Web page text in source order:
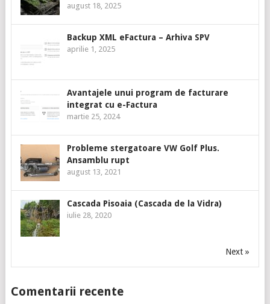
august 18, 2025
Backup XML eFactura – Arhiva SPV
aprilie 1, 2025
Avantajele unui program de facturare
integrat cu e-Factura
martie 25, 2024
Probleme stergatoare VW Golf Plus.
Ansamblu rupt
august 13, 2021
Cascada Pisoaia (Cascada de la Vidra)
iulie 28, 2020
Next »
Comentarii recente